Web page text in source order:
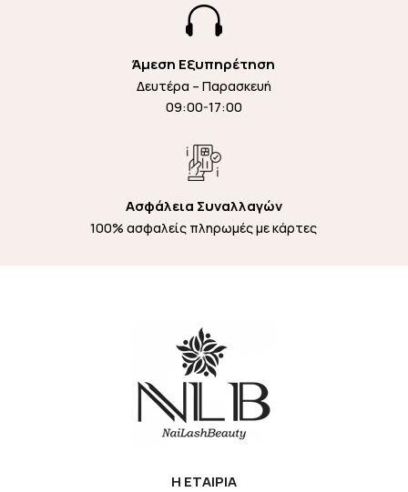

Άμεση Εξυπηρέτηση
Δευτέρα – Παρασκευή
09:00-17:00
Ασφάλεια Συναλλαγών
100% ασφαλείς πληρωμές με κάρτες
H EΤΑΙΡΙΑ